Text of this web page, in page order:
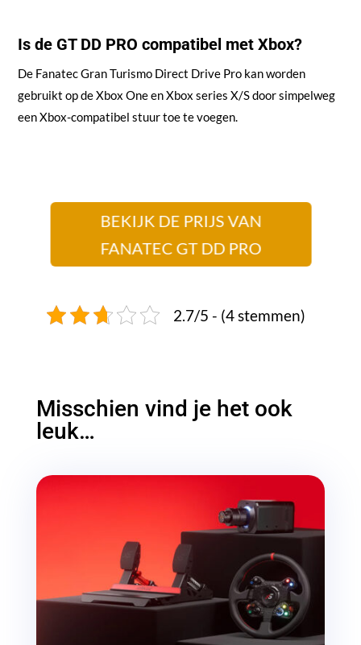
Is de GT DD PRO compatibel met Xbox?
De Fanatec Gran Turismo Direct Drive Pro kan worden
gebruikt op de Xbox One en Xbox series X/S door simpelweg
een Xbox-compatibel stuur toe te voegen.
BEKIJK DE PRIJS VAN
FANATEC GT DD PRO
2.7/5 - (4 stemmen)
Misschien vind je het ook
leuk…